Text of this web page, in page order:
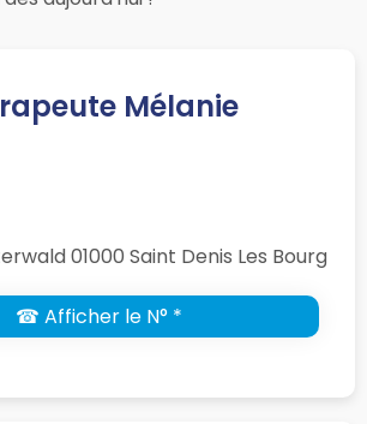
Mélanie
01000 Saint Denis Les Bourg
☎ Afficher le N° *